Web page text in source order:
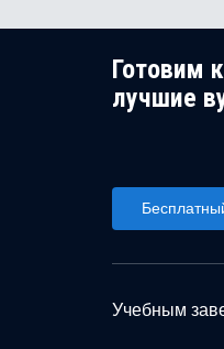
Готовим
лучшие
Учебным